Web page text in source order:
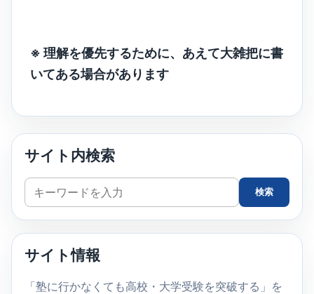
※ 理解を優先するために、あえて大雑把に書
いてある場合があります
サイト内検索
サ
イ
ト
検
索
検索
サイト情報
「塾に行かなくても高校・大学受験を突破する」を